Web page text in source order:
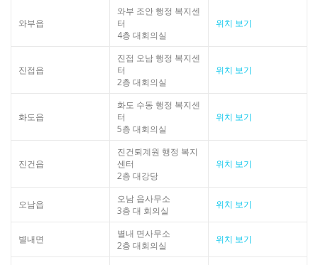
와부읍
와부 조안 행정 복지센
터
4층 대회의실
위치 보기
진접읍
진접 오남 행정 복지센
터
2층 대회의실
위치 보기
화도읍
화도 수동 행정 복지센
터
5층 대회의실
위치 보기
진건읍
진건퇴계원 행정 복지
센터
2층 대강당
위치 보기
오남읍
오남 읍사무소
3층 대 회의실
위치 보기
별내면
별내 면사무소
2층 대회의실
위치 보기